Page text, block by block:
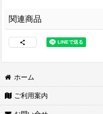
関連商品
100]
ホーム
ご利用案内